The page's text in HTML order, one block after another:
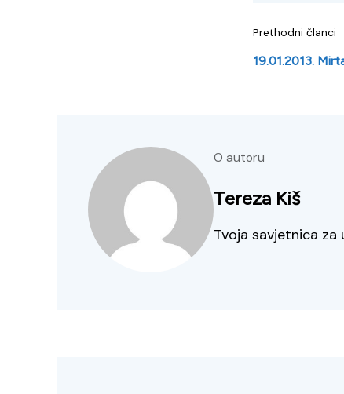
Prethodni članci
19.01.2013.
O autoru
Tereza Kiš
Tvoja savjetnica za